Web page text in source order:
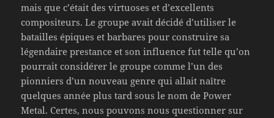
mais que c’était des virtuoses et d’excellents
compositeurs. Le groupe avait décidé d’utiliser le
batailles épiques et barbares pour construire sa
légendaire prestance et son influence fut telle qu’on
pourrait considérer le groupe comme l’un des
pionniers d’un nouveau genre qui allait naître
quelques année plus tard sous le nom de Power
Metal. Certes, nous pouvons nous questionner sur